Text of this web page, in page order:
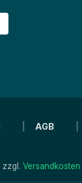
AGB
zzgl. Versandkosten